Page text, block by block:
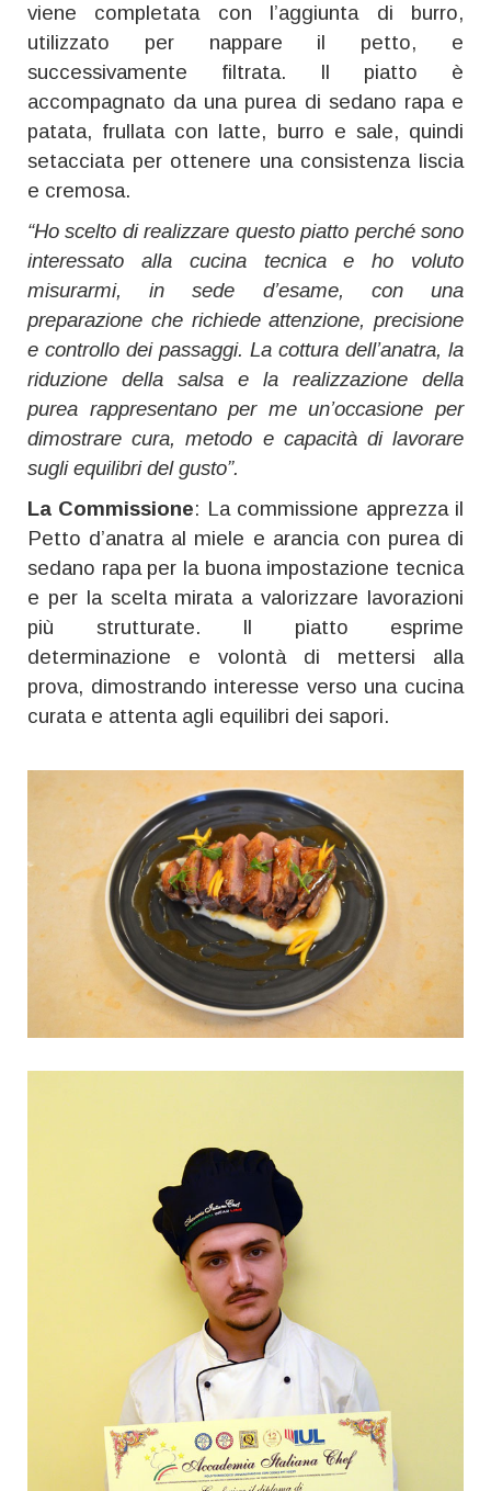
viene completata con l’aggiunta di burro,
utilizzato per nappare il petto, e
successivamente filtrata. Il piatto è
accompagnato da una purea di sedano rapa e
patata, frullata con latte, burro e sale, quindi
setacciata per ottenere una consistenza liscia
e cremosa.
“Ho scelto di realizzare questo piatto perché sono
interessato alla cucina tecnica e ho voluto
misurarmi, in sede d’esame, con una
preparazione che richiede attenzione, precisione
e controllo dei passaggi. La cottura dell’anatra, la
riduzione della salsa e la realizzazione della
purea rappresentano per me un’occasione per
dimostrare cura, metodo e capacità di lavorare
sugli equilibri del gusto”.
La Commissione: La commissione apprezza il
Petto d’anatra al miele e arancia con purea di
sedano rapa per la buona impostazione tecnica
e per la scelta mirata a valorizzare lavorazioni
più strutturate. Il piatto esprime
determinazione e volontà di mettersi alla
prova, dimostrando interesse verso una cucina
curata e attenta agli equilibri dei sapori.